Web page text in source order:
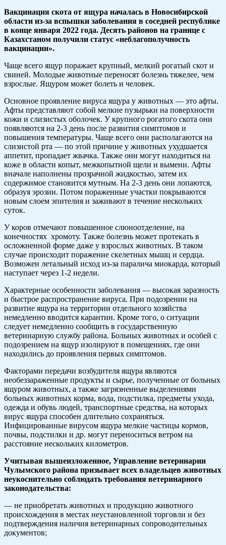
Вакцинация скота от ящура началась в Новосибирской
области из-за вспышки заболевания в соседней республике
в конце января 2022 года. Десять районов на границе с
Казахстаном получили статус «неблагополучность
вакцинации».
Чаще всего ящур поражает крупный, мелкий рогатый скот и
свиней. Молодые животные переносят болезнь тяжелее, чем
взрослые. Ящуром может болеть и человек.
Основное проявление вируса ящура у животных — это афты.
Афты представляют собой мелкие пузырьки на поверхности
кожи и слизистых оболочек. У крупного рогатого скота они
появляются на 2-3 день после развития симптомов и
повышения температуры. Чаще всего они располагаются на
слизистой рта — по этой причине у животных ухудшается
аппетит, пропадает жвачка. Также они могут находиться на
коже в области копыт, межкопытной щели и вымени. Афты
вначале наполнены прозрачной жидкостью, затем их
содержимое становится мутным. На 2-3 день они лопаются,
образуя эрозии. Потом пораженные участки покрываются
новым слоем эпителия и заживают в течение нескольких
суток.
У коров отмечают повышенное слюноотделение, на
конечностях хромоту. Также болезнь может протекать в
осложненной форме даже у взрослых животных. В таком
случае происходит поражение скелетных мышц и сердца.
Возможен летальный исход из-за паралича миокарда, который
наступает через 1-2 недели.
Характерные особенности заболевания — высокая заразность
и быстрое распространение вируса. При подозрении на
развитие ящура на территории отдельного хозяйства
немедленно вводится карантин. Кроме того, о ситуации
следует немедленно сообщить в государственную
ветеринарную службу района. Больных животных и особей с
подозрением на ящур изолируют в помещениях, где они
находились до проявления первых симптомов.
Факторами передачи возбудителя ящура являются
необеззараженные продукты и сырье, полученные от больных
ящуром животных, а также загрязненные выделениями
больных животных корма, вода, подстилка, предметы ухода,
одежда и обувь людей, транспортные средства, на которых
вирус ящура способен длительно сохраняться.
Инфицированные вирусом ящура мелкие частицы кормов,
почвы, подстилки и др. могут переноситься ветром на
расстояние нескольких километров.
Учитывая вышеизложенное, Управление ветеринарии
Чулымского района призывает всех владельцев животных
неукоснительно соблюдать требования ветеринарного
законодательства:
— не приобретать животных и продукцию животного
происхождения в местах неустановленной торговли и без
подтверждения наличия ветеринарных сопроводительных
документов;